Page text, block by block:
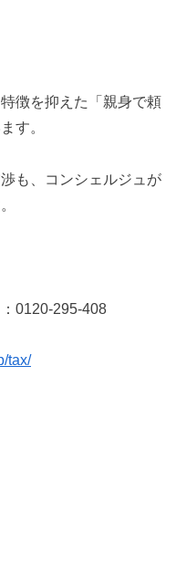
徴を抑えた「親身で頼
す。
も、コンシェルジュが
0120-295-408
tax/